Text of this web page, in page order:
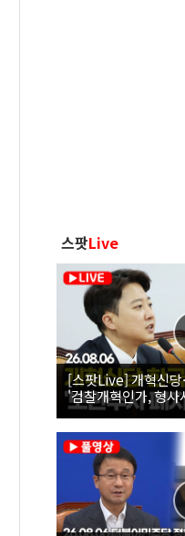
스팟Live
[스팟Live] 개혁신당
'검찰개혁인가, 형사
미나｜26.08.06